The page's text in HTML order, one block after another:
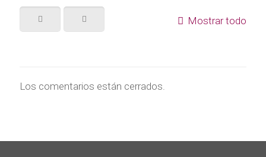
Mostrar todo
Los comentarios están cerrados.